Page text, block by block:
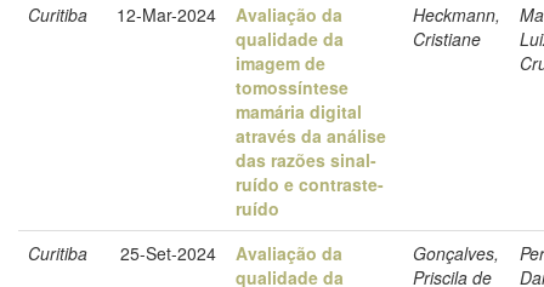
Curitiba 12-Mar-2024
Avaliação da
qualidade da
imagem de
tomossíntese
mamária digital
através da análise
das razões sinal-
ruído e contraste-
ruído
Heckmann,
Cristiane
Curitiba 25-Set-2024
Avaliação da
qualidade da
Gonçalves,
Priscila de